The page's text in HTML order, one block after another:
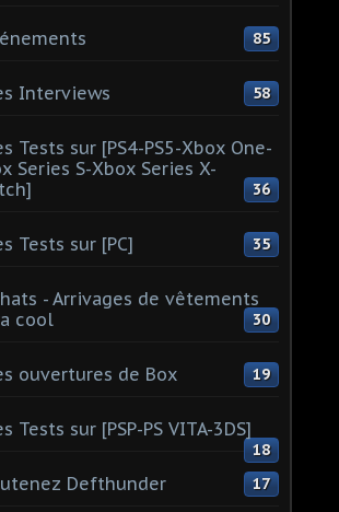
85
Interviews 58
Tests sur [PS4-PS5-Xbox One-
Series S-Xbox Series X-
36
Tests sur [PC] 35
- Arrivages de vêtements
cool
30
ouvertures de Box 19
Tests sur [PSP-PS VITA-3DS]
18
Defthunder 17